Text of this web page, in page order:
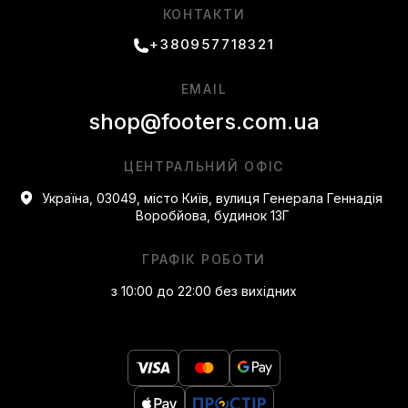
чіткий силует, відомі колірні акценти та лаконічний
колірними блоками, а окремі випуски створені в рамках
версії Dunk Low, а лімітовані випуски допоможуть
наголосити на оригінальності.
нашому магазині
Наш магазин надає прозорі умови та актуальну
та швидка обробка замовлень роблять вибір та
кросівки, але також стильний одяг та аксесуари
відомих брендів, а регулярні акції дозволяють вигідно
поповнювати свій гардероб.
КОНТАКТИ
+380957718321
ЦЕНТРАЛЬНИЙ ОФІС
Україна, 03049, місто Київ, вулиця Генерала Геннадія
Воробйова, будинок 13Г
ГРАФІК РОБОТИ
з 10:00 до 22:00 без вихідних
EMAIL
shop@footers.com.ua